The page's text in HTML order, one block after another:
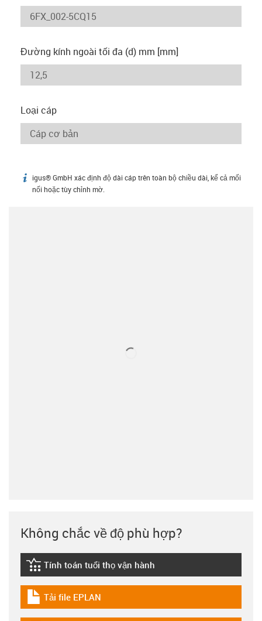
Đường kính ngoài tối đa (d) mm [mm]
Loại cáp
igus-icon-info
igus® GmbH xác định độ dài cáp trên toàn bộ chiều dài, kể cả mối
nối hoặc tùy chỉnh mờ.
Không chắc về độ phù hợp?
igus-icon-lebensdauerrechner
Tính toán tuổi thọ vận hành
igus-icon-download-plan
Tải file EPLAN